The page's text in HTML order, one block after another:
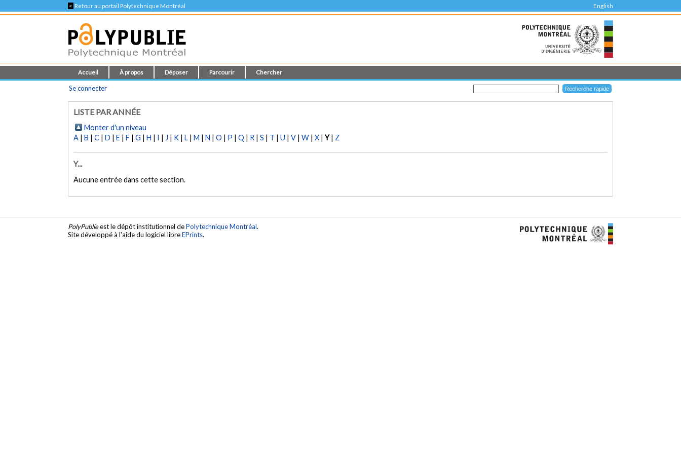
< Retour au portail Polytechnique Montréal English
Accueil À propos Déposer Parcourir Chercher
Se connecter
LISTE PAR ANNÉE
Monter d'un niveau
A |B |C |D |E |F |G |H | I | J | K |L |M |N |O | P |Q | R |S | T |U |V |W |X |Y| Z
Y...
Aucune entrée dans cette section.
PolyPublieest le dépôt institutionnel dePolytechnique Montréal.
Site développé à l'aide du logiciel libreEPrints.